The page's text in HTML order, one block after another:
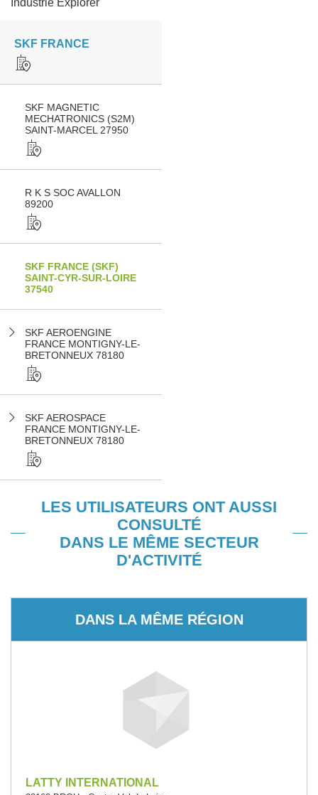
Industrie Explorer
SKF FRANCE
SKF MAGNETIC
MECHATRONICS (S2M)
SAINT-MARCEL 27950
R K S SOC AVALLON
89200
SKF FRANCE (SKF)
SAINT-CYR-SUR-LOIRE
37540
SKF AEROENGINE
FRANCE MONTIGNY-LE-
BRETONNEUX 78180
SKF AEROSPACE
FRANCE MONTIGNY-LE-
BRETONNEUX 78180
LES UTILISATEURS ONT AUSSI
CONSULTÉ
DANS LE MÊME SECTEUR
D'ACTIVITÉ
DANS LA MÊME RÉGION
LATTY INTERNATIONAL